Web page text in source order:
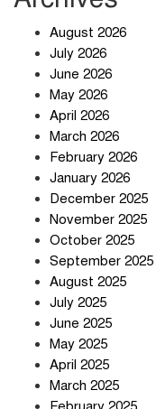
August 2026
July 2026
June 2026
May 2026
April 2026
March 2026
February 2026
January 2026
December 2025
November 2025
October 2025
September 2025
August 2025
July 2025
June 2025
May 2025
April 2025
March 2025